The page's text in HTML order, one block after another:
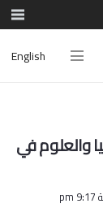
English
والعلوم في